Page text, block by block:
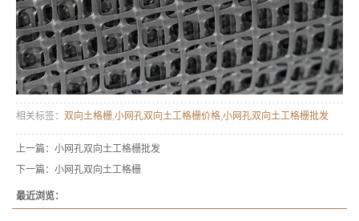
相关标签： 双向土格栅 小网孔双向土工格栅价格 小网孔双向土工格栅批发
上一篇： 小网孔双向土工格栅批发
下一篇： 小网孔双向土工格栅
最近浏览：